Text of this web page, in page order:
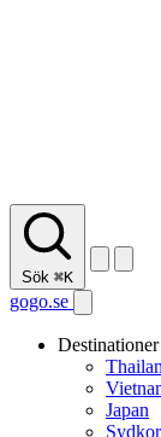
Sök ⌘K
gogo.se
Destinationer
Japan